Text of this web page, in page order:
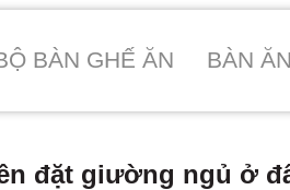
BÀN GHẾ ĂN BÀN
đặt giường ngủ ở